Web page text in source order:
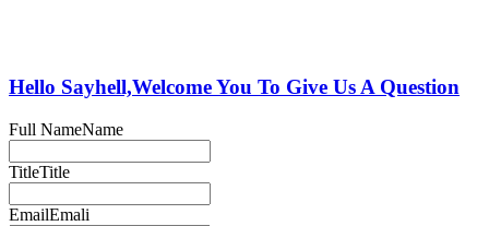
Hello Sayhell,Welcome You To Give Us A Question
Full NameName
TitleTitle
EmailEmali